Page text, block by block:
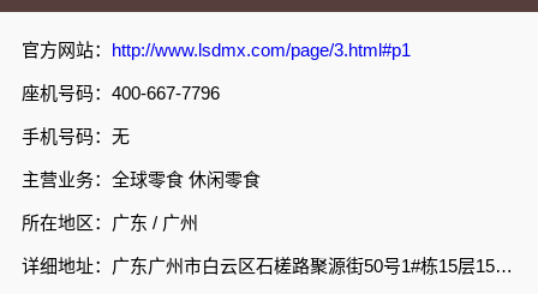
官方网站： http://www.lsdmx.com/page/3.html#p1
座机号码：400-667-7796
手机号码：无
主营业务：全球零食 休闲零食
所在地区：广东 / 广州
详细地址：广东广州市白云区石槎路聚源街50号1#栋15层1508室